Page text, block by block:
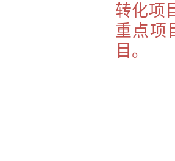
转化项
重点项
目。